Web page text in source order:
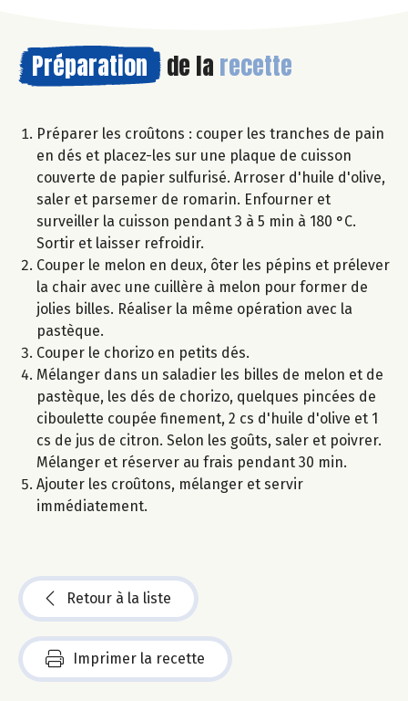
Préparation de la recette
Préparer les croûtons : couper les tranches de pain
en dés et placez-les sur une plaque de cuisson
couverte de papier sulfurisé. Arroser d'huile d'olive,
saler et parsemer de romarin. Enfourner et
surveiller la cuisson pendant 3 à 5 min à 180 °C.
Sortir et laisser refroidir.
Couper le melon en deux, ôter les pépins et prélever
la chair avec une cuillère à melon pour former de
jolies billes. Réaliser la même opération avec la
pastèque.
Couper le chorizo en petits dés.
Mélanger dans un saladier les billes de melon et de
pastèque, les dés de chorizo, quelques pincées de
ciboulette coupée finement, 2 cs d'huile d'olive et 1
cs de jus de citron. Selon les goûts, saler et poivrer.
Mélanger et réserver au frais pendant 30 min.
Ajouter les croûtons, mélanger et servir
immédiatement.
Retour à la liste
Imprimer la recette